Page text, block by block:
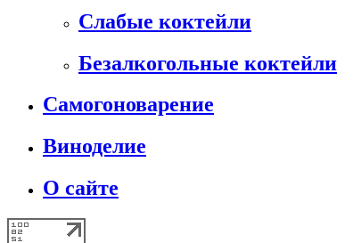
Слабые коктейли
Безалкогольные коктейли
Самогоноварение
Виноделие
О сайте